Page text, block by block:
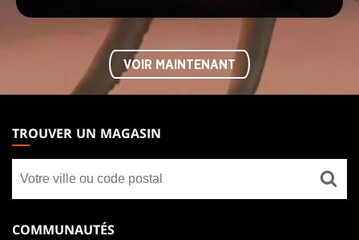
VOIR MAINTENANT
THE
GATHERING
FOOTER
TROUVER UN MAGASIN
un
magasin
COMMUNAUTÉS